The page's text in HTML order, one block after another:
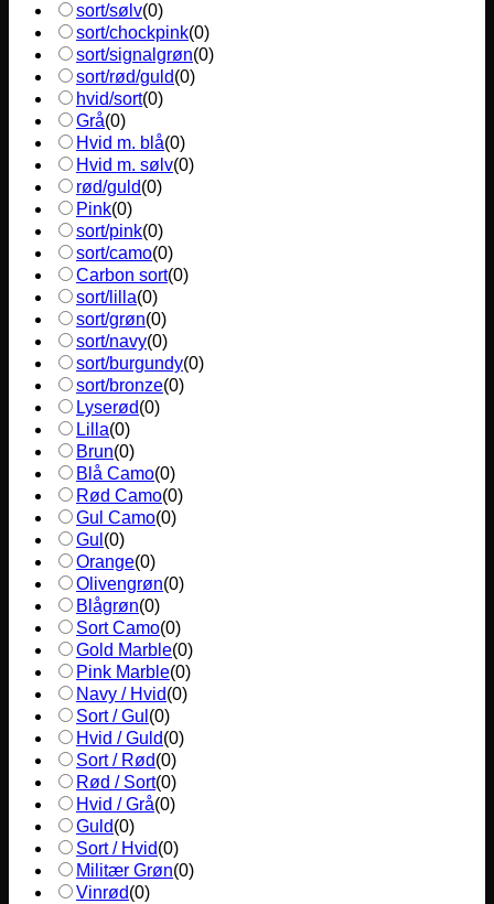
sort/sølv(0)
sort/chockpink(0)
sort/signalgrøn(0)
sort/rød/guld(0)
hvid/sort(0)
Grå(0)
Hvid m. blå(0)
Hvid m. sølv(0)
rød/guld(0)
Pink(0)
sort/pink(0)
sort/camo(0)
Carbon sort(0)
sort/lilla(0)
sort/grøn(0)
sort/navy(0)
sort/burgundy(0)
sort/bronze(0)
Lyserød(0)
Lilla(0)
Brun(0)
Blå Camo(0)
Rød Camo(0)
Gul Camo(0)
Gul (0)
Orange(0)
Olivengrøn(0)
Blågrøn(0)
Sort Camo(0)
Gold Marble(0)
Pink Marble(0)
Navy / Hvid(0)
Sort / Gul (0)
Hvid / Guld(0)
Sort / Rød(0)
Rød / Sort(0)
Hvid / Grå(0)
Guld(0)
Sort / Hvid(0)
Militær Grøn(0)
Vinrød(0)